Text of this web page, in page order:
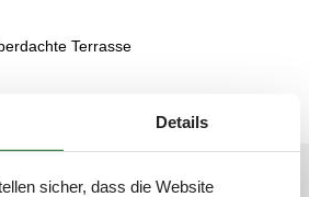
Terrasse
Details
sicher, dass die Website